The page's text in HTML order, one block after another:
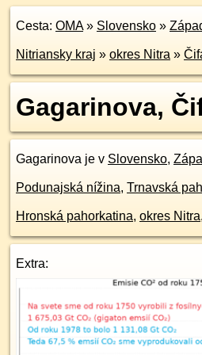
Cesta: OMA» Slovensko »
Nitriansky kraj » okres Nitra »
Gagarinova,
Gagarinova je v Slovensko,
Podunajská nížina, Trnavská
Hronská pahorkatina, okres Nitra,
Extra: